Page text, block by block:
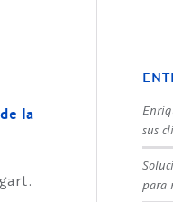
la
sus
para